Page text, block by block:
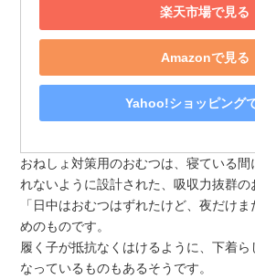
楽天市場で見る
Amazonで見る
Yahoo!ショッピング
おねしょ対策用のおむつは、寝ている
れないように設計された、吸収力抜群の
「日中はおむつはずれたけど、夜だけ
めのものです。
履く子が抵抗なくはけるように、下着
なっているものもあるそうです。